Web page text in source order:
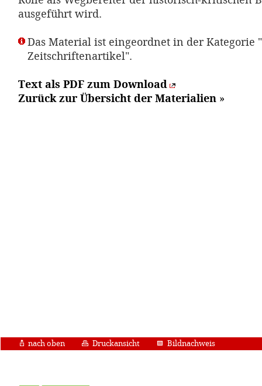
ausgeführt wird.
Das Material ist eingeordnet in der Kategorie
Zeitschriftenartikel".
Text als PDF zum Download
Zurück zur Übersicht der Materialien »
nach oben Druckansicht Bildnachweis